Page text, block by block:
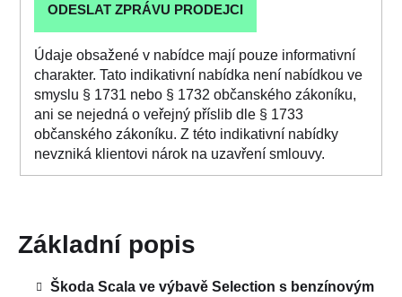
Údaje obsažené v nabídce mají pouze informativní
charakter. Tato indikativní nabídka není nabídkou ve
smyslu § 1731 nebo § 1732 občanského zákoníku,
ani se nejedná o veřejný příslib dle § 1733
občanského zákoníku. Z této indikativní nabídky
nevzniká klientovi nárok na uzavření smlouvy.
Základní popis
Škoda Scala ve výbavě Selection s benzínovým